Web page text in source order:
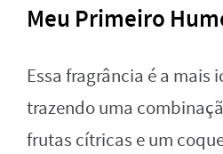
Meu Primeiro
Essa fragrância é a mais
trazendo uma
frutas cítricas e um